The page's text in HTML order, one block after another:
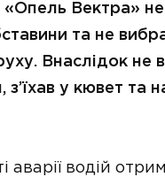
«Опель Вектра»
та не
Внаслідок не
з’їхав у кювет та
аварії водій